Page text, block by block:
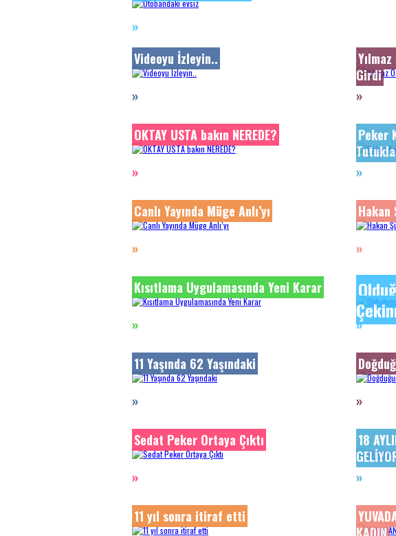
»
Videoyu İzleyin..
»
Girdi
»
OKTAY USTA bakın NEREDE?
»
Peker
»
Canlı Yayında Müge Anlı’yı
»
Hakan
»
Kısıtlama Uygulamasında Yeni Karar
» »
11 Yaşında 62 Yaşındaki
» »
Sedat Peker Ortaya Çıktı
»
18
»
11 yıl sonra itiraf etti